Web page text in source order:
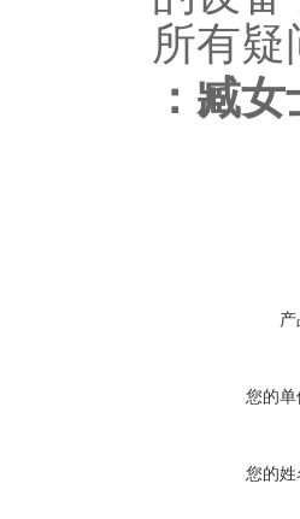
所有疑
： 臧女
您的单
您的姓